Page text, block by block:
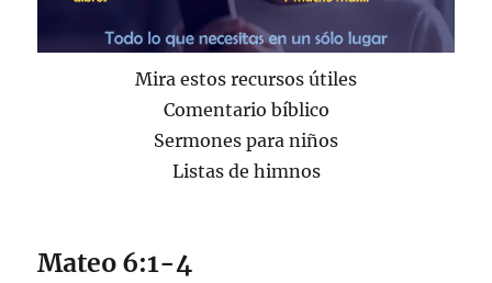
Mira estos recursos útiles
Comentario bíblico
Sermones para niños
Listas de himnos
Mateo 6:1-4